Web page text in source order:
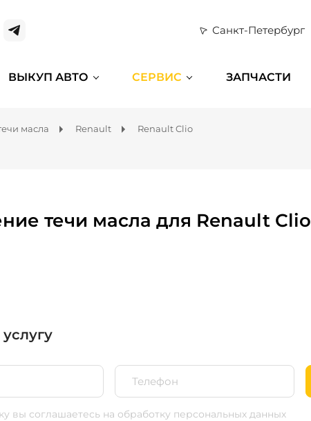
Санкт-Петербург
ВЫКУП АВТО СЕРВИС ЗАПЧАСТИ
масла Renault Renault Clio
течи масла для Renault Clio
вы соглашаетесь на обработку персональных данных